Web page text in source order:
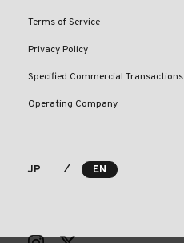
Terms of Service
Privacy Policy
Specified Commercial Transactions
Operating Company
JP ⁄ EN